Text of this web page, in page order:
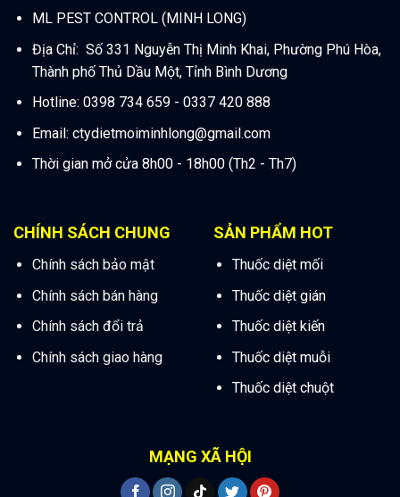
ML PEST CONTROL (MINH LONG)
Địa Chỉ: Số 331 Nguyễn Thị Minh Khai, Phường Phú Hòa,
Thành phố Thủ Dầu Một, Tỉnh Bình Dương
Hotline: 0398 734 659 - 0337 420 888
Email: ctydietmoiminhlong@gmail.com
Thời gian mở cửa 8h00 - 18h00 (Th2 - Th7)
CHÍNH SÁCH CHUNG
Chính sách bảo mật
Chính sách bán hàng
Chính sách đổi trả
Chính sách giao hàng
SẢN PHẨM HOT
Thuốc diệt mối
Thuốc diệt gián
Thuốc diệt kiến
Thuốc diệt muỗi
Thuốc diệt chuột
MẠNG XÃ HỘI